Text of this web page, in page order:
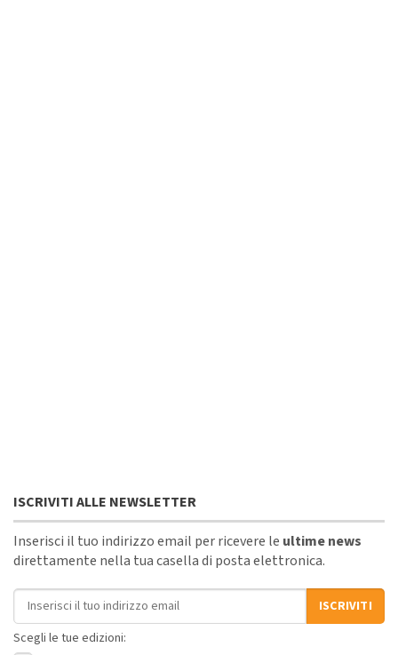
ISCRIVITI ALLE NEWSLETTER
Inserisci il tuo indirizzo email per ricevere le ultime news
direttamente nella tua casella di posta elettronica.
Indirizzo email
ISCRIVITI
Scegli le tue edizioni: